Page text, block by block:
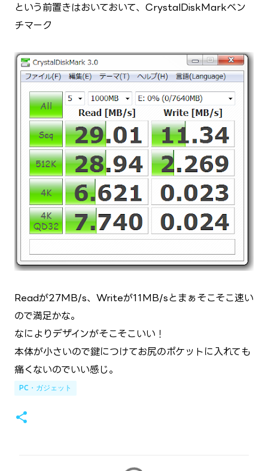
という前置きはおいておいて、CrystalDiskMarkベン
チマーク
Readが27MB/s、Writeが11MB/sとまぁそこそこ速い
ので満足かな。
なによりデザインがそこそこいい！
本体が小さいので鍵につけてお尻のポケットに入れても
痛くないのでいい感じ。
PC・ガジェット